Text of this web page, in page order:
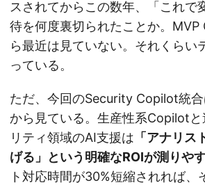
スされてからこの数年、「これで
待を何度裏切られたことか。
ら最近は見ていない。それくらい
っている。
ただ、今回のSecurity Copilot統
から見ている。生産性系Copilotと
リティ領域のAI支援は 「アナリス
げる」という明確なROIが測りや
ト対応時間が30%短縮されれば、